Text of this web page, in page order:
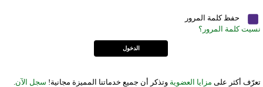
حفظ كلمة المرور
نسيت كلمة المرور؟
تعرّف أكثر على مزايا العضوية وتذكر أن جميع خدماتنا المميزة مجانية! سجل الآن